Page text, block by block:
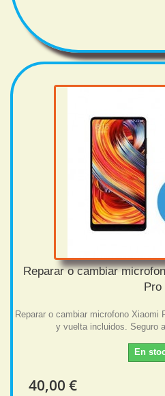
Reparar o cambiar
Pro
Reparar o cambiar microfono Xiaomi
y vuelta incluidos. Seguro
En
40,00 €